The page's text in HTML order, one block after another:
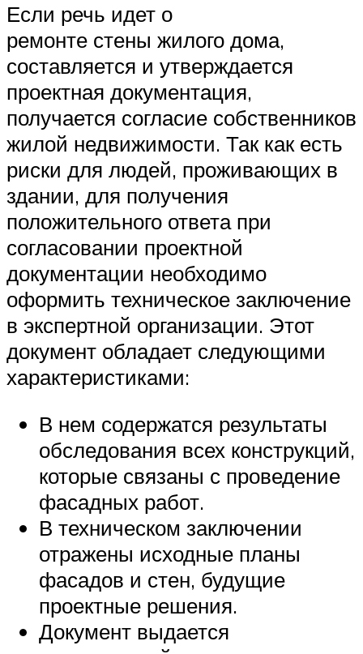
Если речь идет о
ремонте стены жилого дома,
составляется и утверждается
проектная документация,
получается согласие собственников
жилой недвижимости. Так как есть
риски для людей, проживающих в
здании, для получения
положительного ответа при
согласовании проектной
документации необходимо
оформить техническое заключение
в экспертной организации. Этот
документ обладает следующими
характеристиками:
В нем содержатся результаты
обследования всех конструкций,
которые связаны с проведение
фасадных работ.
В техническом заключении
отражены исходные планы
фасадов и стен, будущие
проектные решения.
Документ выдается